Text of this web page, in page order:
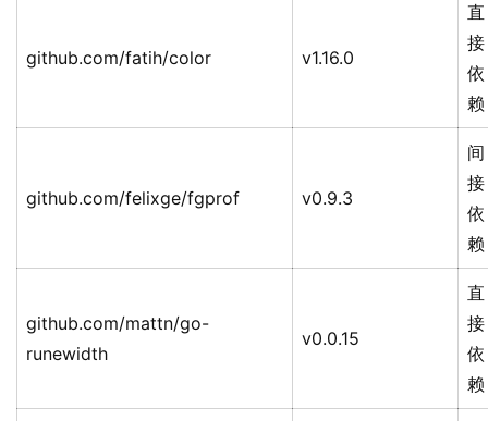
github.com/fatih/color v1.16.0
直
接
依
赖
github.com/felixge/fgprof v0.9.3
间
接
依
赖
github.com/mattn/go-
runewidth
v0.0.15
直
接
依
赖